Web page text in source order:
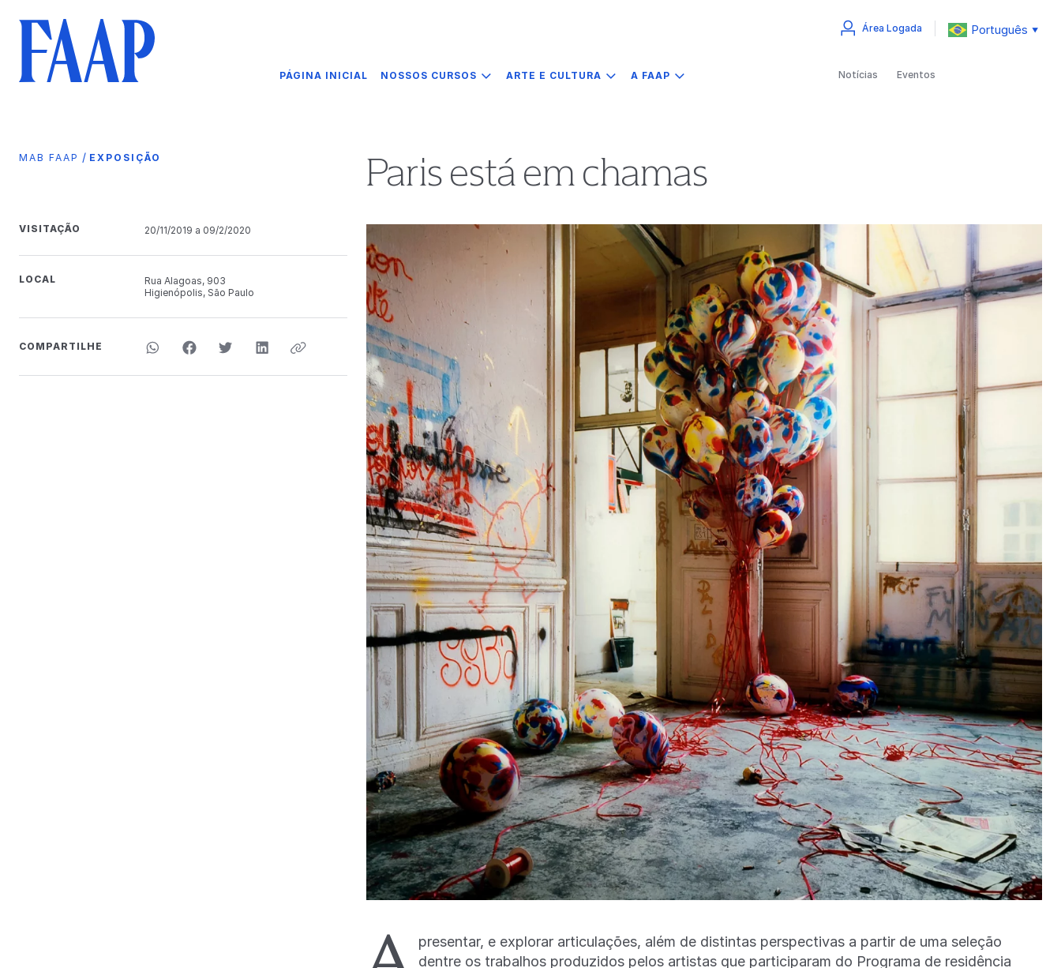
PÁGINA INICIAL NOSSOS CURSOS ARTE E CULTURA A FAAP
Área Logada Português ▼
Notícias Eventos
MAB FAAP / EXPOSIÇÃO Paris está em chamas
VISITAÇÃO 20/11/2019 a 09/2/2020
LOCAL
Rua Alagoas, 903
Higienópolis, São Paulo
COMPARTILHE
presentar, e explorar articulações, além de distintas perspectivas a partir de uma seleção
dentre os trabalhos produzidos pelos artistas que participaram do Programa de residência